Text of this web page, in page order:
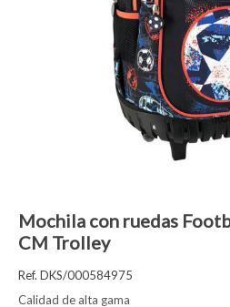
Mochila con ruedas
CM Trolley
Ref. DKS/000584975
Calidad de alta gama